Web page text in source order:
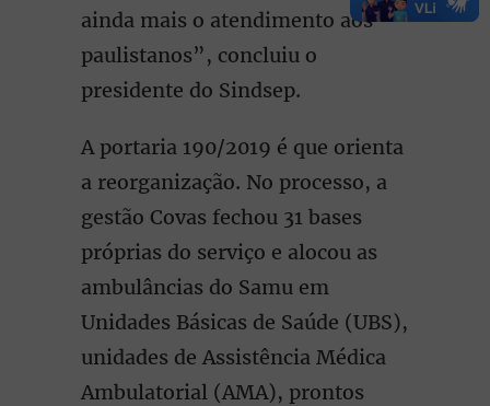
ainda mais o atendimento aos
paulistanos”, concluiu o
presidente do Sindsep.
A portaria 190/2019 é que orienta
a reorganização. No processo, a
gestão Covas fechou 31 bases
próprias do serviço e alocou as
ambulâncias do Samu em
Unidades Básicas de Saúde (UBS),
unidades de Assistência Médica
Ambulatorial (AMA), prontos